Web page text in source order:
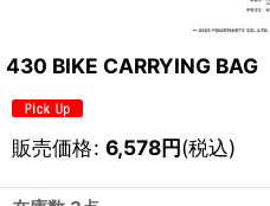
430 BIKE CARRYING BAG
販売価格: 6,578円(税込)